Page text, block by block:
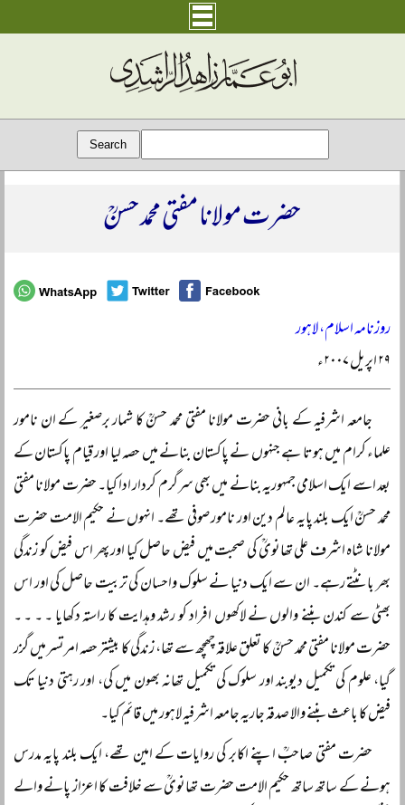
حضرت مولانا مفتی محمد حسنؒ
روزنامہ اسلام، لاہور
۲۹ اپریل ۲۰۰۷ء
جامعہ اشرفیہ کے بانی حضرت مولانا مفتی محمد حسنؒ کا شمار برصغیر کے ان نامور
علماء کرام میں ہوتا ہے جنہوں نے پاکستان بنانے میں حصہ لیا اور قیام پاکستان کے
بعد اسے ایک اسلامی جمہوریہ بنانے میں بھی سرگرم کردار ادا کیا۔ حضرت مولانا مفتی
محمد حسنؒ ایک بلند پایہ عالم دین اور نامور صوفی تھے۔ انہوں نے حکیم الامت حضرت
مولانا شاہ اشرف علی تھانویؒ کی صحبت میں فیض حاصل کیا اور پھر اس فیض کو زندگی
بھر بانٹتے رہے۔ ان سے ایک دنیا نے سلوک واحسان کی تربیت حاصل کی اور اس
بھٹی سے کندن بننے والوں نے لاکھوں افراد کو رشد وہدایت کا راستہ دکھایا ۔ ۔ ۔ ۔
حضرت مولانا مفتی محمد حسنؒ کا تعلق علاقہ چھچھ سے تھا، زندگی کا بیشتر حصہ امرتسر میں گزر
گیا، علوم کی تکمیل دیوبند اور سلوک کی تکمیل تھانہ بھون میں کی، اور رہتی دنیا تک
فیض کا باعث بننے والا صدقہ جاریہ جامعہ اشرفیہ لاہور میں قائم کیا۔
حضرت مفتی صاحبؒ اپنے اکابر کی روایات کے امین تھے، ایک بلند پایہ مدرس
ہونے کے ساتھ ساتھ حکیم الامت حضرت تھانویؒ سے خلافت کا اعزاز پانے والے